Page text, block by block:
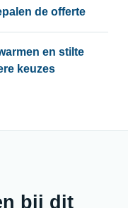
de offerte
en stilte
keuzes
bij dit